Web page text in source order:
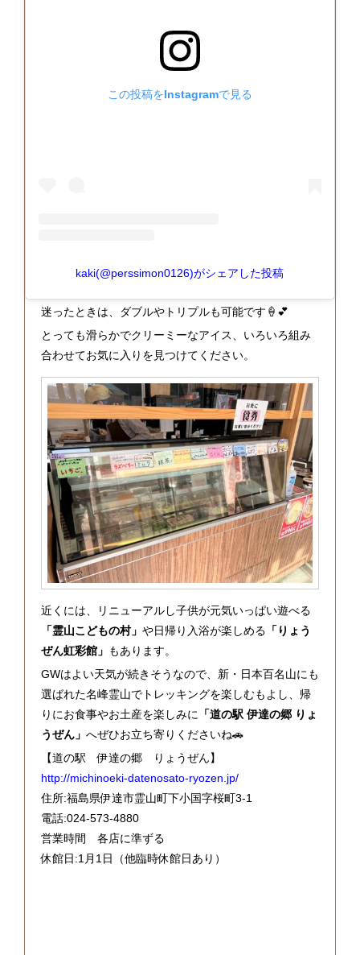
この投稿をInstagramで見る
kaki(@perssimon0126)がシェアした投稿
迷ったときは、ダブルやトリプルも可能です🍦💕
とっても滑らかでクリーミーなアイス、いろいろ組み
合わせてお気に入りを見つけてください。
近くには、リニューアルし子供が元気いっぱい遊べる
「霊山こどもの村」 や日帰り入浴が楽しめる 「りょう
ぜん虹彩館」 もあります。
GWはよい天気が続きそうなので、新・日本百名山にも
選ばれた名峰霊山でトレッキングを楽しむもよし、帰
りにお食事やお土産を楽しみに
「道の駅 伊達の郷 りょ
うぜん」 へぜひお立ち寄りくださいね🚗
【道の駅 伊達の郷 りょうぜん】
http://michinoeki-datenosato-ryozen.jp/
住所:福島県伊達市霊山町下小国字桜町3-1
電話:024-573-4880
営業時間 各店に準ずる
休館日:1月1日（他臨時休館日あり）